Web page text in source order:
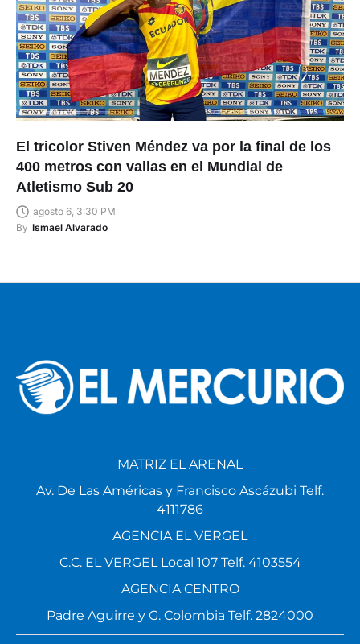
El tricolor Stiven Méndez va por la final de los
400 metros con vallas en el Mundial de
Atletismo Sub 20
agosto 6, 3:30 PM
By Ismael Alvarado
MATRIZ EL ARENAL
Av. De Las Américas y Francisco Ascázubi Telf.
4111786
AGENCIA EL VERGEL
C.C. EL VERGEL Local 107 Telf. 4103554
AGENCIA CENTRO
Padre Aguirre y G. Colombia Telf. 2824000